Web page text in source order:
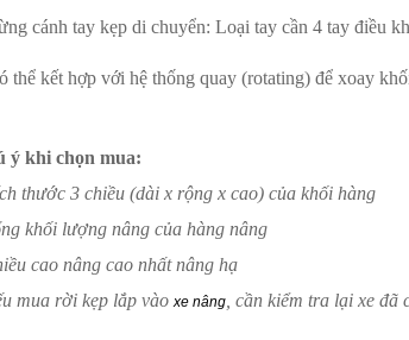
cánh tay kẹp di chuyển: Loại tay cần 4 tay điều
thể kết hợp với hệ thống quay (rotating) để xoay
ý khi chọn mua:
thước 3 chiều (dài x rộng x cao) của khối hàng
khối lượng nâng của hàng nâng
cao nâng cao nhất nâng hạ
mua rời kẹp lắp vào xe nâng , cần kiểm tra lại xe